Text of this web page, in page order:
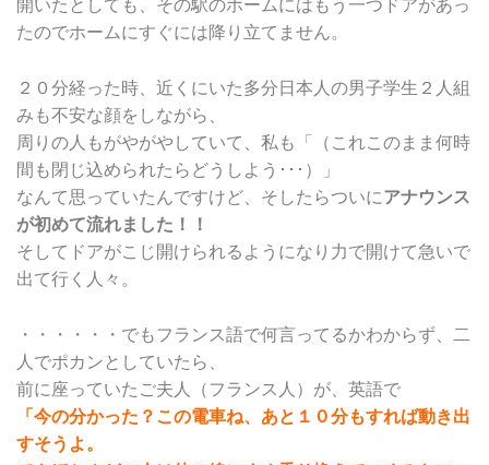
開いたとしても、その駅のホームにはもう一つドアがあっ
たのでホームにすぐには降り立てません。
２０分経った時、近くにいた多分日本人の男子学生２人組
みも不安な顔をしながら、
周りの人もがやがやしていて、私も「（これこのまま何時
間も閉じ込められたらどうしよう･･･）」
なんて思っていたんですけど、そしたらついにアナウンス
が初めて流れました！！
そしてドアがこじ開けられるようになり力で開けて急いで
出て行く人々。
・・・・・・でもフランス語で何言ってるかわからず、二
人でポカンとしていたら、
前に座っていたご夫人（フランス人）が、英語で
「今の分かった？この電車ね、あと１０分もすれば動き出
すそうよ。